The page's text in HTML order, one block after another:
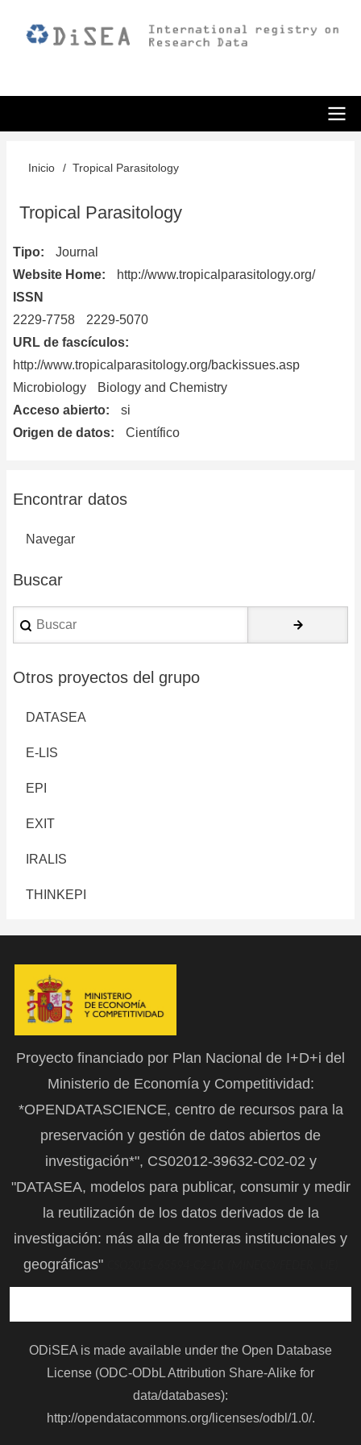
Sobrescribir
enlaces
ayuda
a
la
navegación
Inicio Tropical Parasitology
Tropical Parasitology
Tipo
Journal
Website Home
http://www.tropicalparasitology.org/
ISSN
2229-7758
2229-5070
URL de fascículos
http://www.tropicalparasitology.org/backissues.asp
Microbiology
Biology and Chemistry
Acceso abierto
si
Origen de datos
Científico
Encontrar datos
Navegar
Buscar
Buscar
Otros proyectos del grupo
DATASEA
E-LIS
EPI
EXIT
IRALIS
THINKEPI
Proyecto financiado por Plan Nacional de I+D+i del
Ministerio de Economía y Competitividad:
*OPENDATASCIENCE, centro de recursos para la
preservación y gestión de datos abiertos de
investigación*", CS02012-39632-C02-02 y
"DATASEA, modelos para publicar, consumir y medir
la reutilización de los datos derivados de la
investigación: más alla de fronteras institucionales y
geográficas"
ODiSEA is made available under the Open Database
License (ODC-ODbL Attribution Share-Alike for
data/databases):
http://opendatacommons.org/licenses/odbl/1.0/.